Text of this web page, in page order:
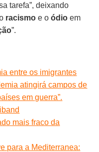
tarefa”, deixando
racismo e oódio em
”.
entre os imigrantes
atingirá campos de
em guerra”.
mais fraco da
para a Mediterranea: